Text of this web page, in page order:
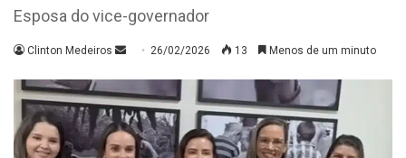
Esposa do vice-governador
Clinton Medeiros
Mande
e-
mail
26/02/2026 13 Menos de um minuto